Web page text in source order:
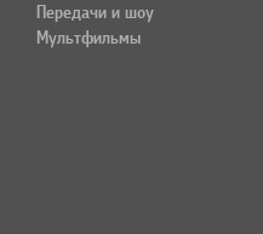
Передачи и шоу
Мультфильмы